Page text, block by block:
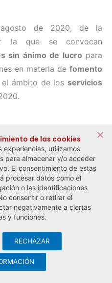
de 2020, de la
la que se convocan
sin ánimo de lucro para
en materia de fomento
el ámbito de los servicios
Noticia siguiente →
Social y del Trabajo
de privacidad
web:Visualco
de las cookies
experiencias, utilizamos
para almacenar y/o acceder
El consentimiento de estas
procesar datos como el
o las identificaciones
consentir o retirar el
negativamente a ciertas
y funciones.
RECHAZAR